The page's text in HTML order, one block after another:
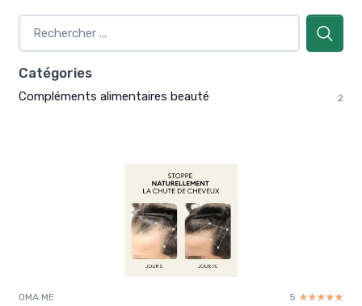
Catégories
Compléments alimentaires beauté 2
OMA ME 5 ☆☆☆☆☆
★★★★★